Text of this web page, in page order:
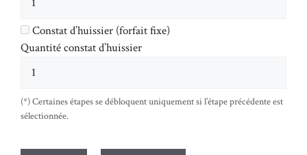
Constat d’huissier (forfait fixe)
Quantité constat d’huissier
(*) Certaines étapes se débloquent uniquement si l’étape précédente est
sélectionnée.